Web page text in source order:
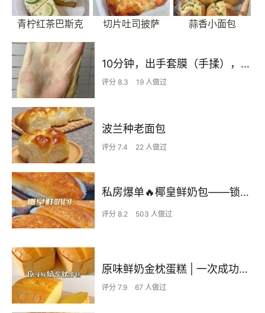
青柠红茶巴斯克 切片吐司披萨 蒜香小面包
10分钟，出手套膜（手揉），附视频
评分 8.3 19 人做过
波兰种老面包
评分 7.4 22 人做过
私房爆单🔥椰皇鲜奶包——锁🔒死这个配方
评分 8.2 503 人做过
原味鲜奶金枕蛋糕 | 一次成功so easy ‼️
评分 7.9 67 人做过